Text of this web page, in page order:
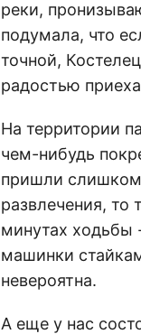
реки,
подумала, что
точной,
радостью
На территории
чем-нибудь
пришли слишком
развлечения,
минутах ходьбы
машинки
невероятна.
А еще у нас